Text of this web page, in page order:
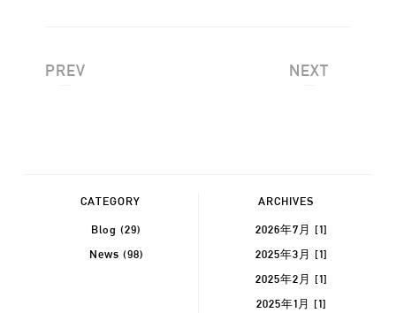
PREV NEXT
CATEGORY
Blog (29)
News (98)
ARCHIVES
2026年7月 [1]
2025年3月 [1]
2025年2月 [1]
2025年1月 [1]